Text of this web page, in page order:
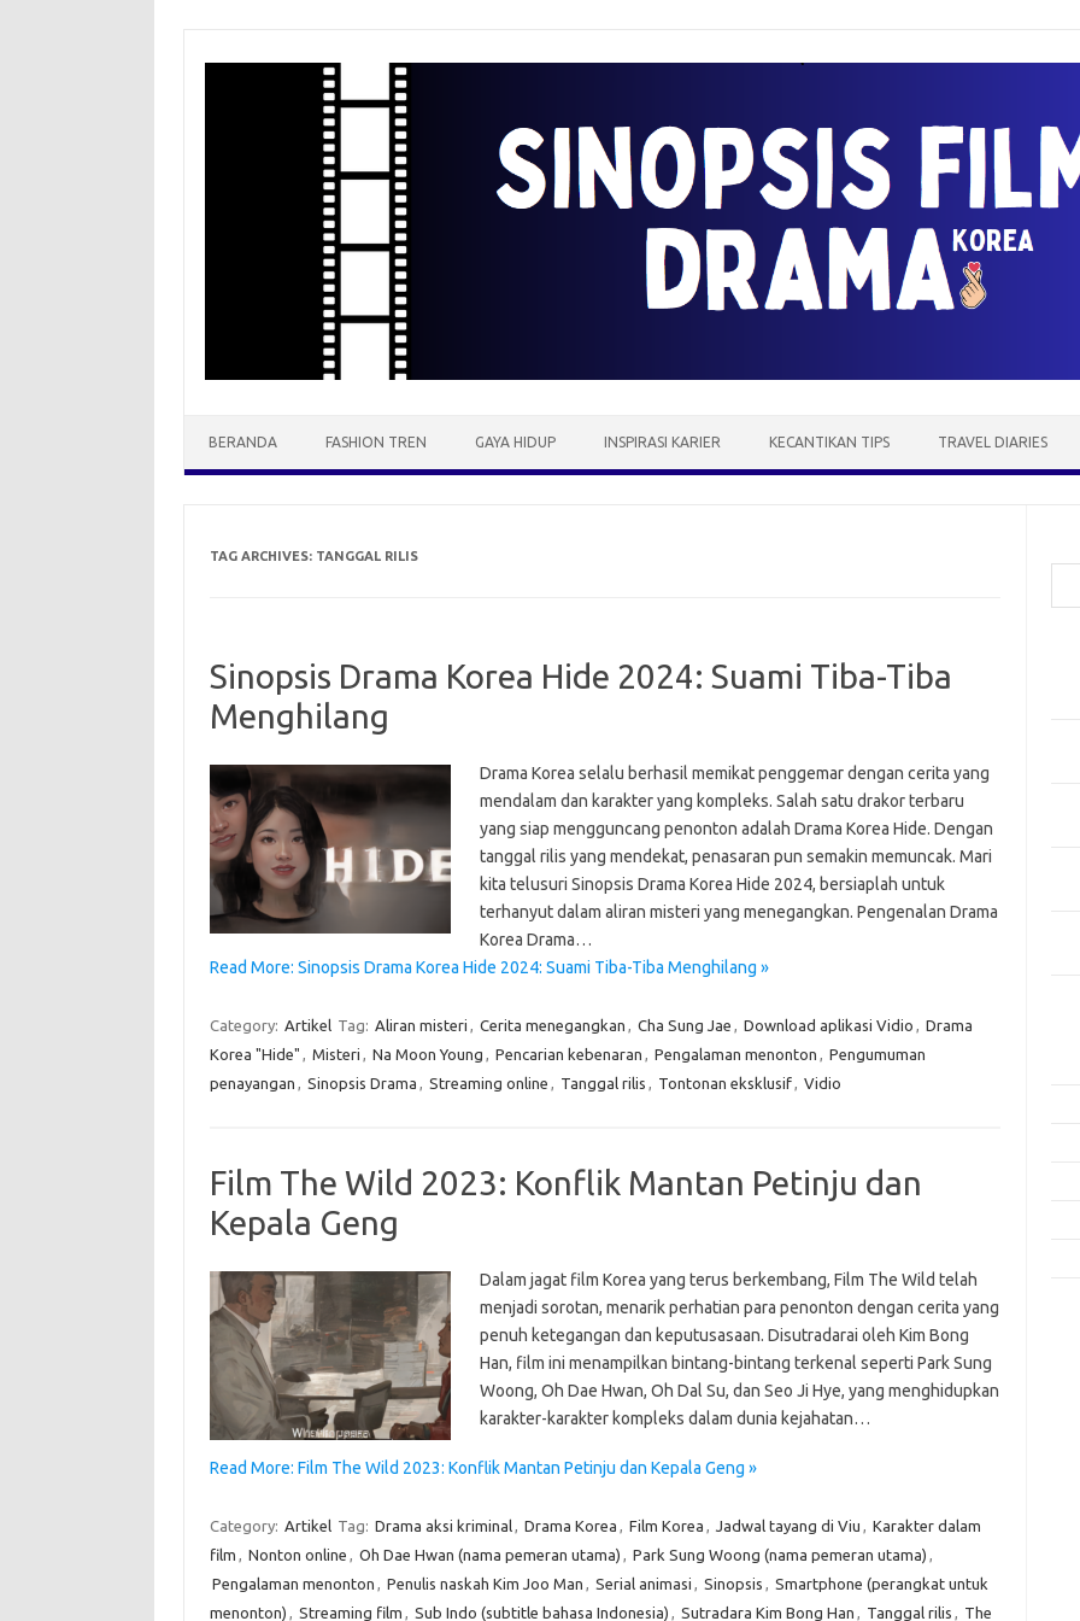
BERANDA FASHION TREN GAYA HIDUP INSPIRASI KARIER KECANTIKAN TIPS TRAVEL DIARIES
TAG ARCHIVES: TANGGAL RILIS
Sinopsis Drama Korea Hide 2024: Suami Tiba-Tiba
Menghilang
Drama Korea selalu berhasil memikat penggemar dengan cerita yang
mendalam dan karakter yang kompleks. Salah satu drakor terbaru
yang siap mengguncang penonton adalah Drama Korea Hide. Dengan
tanggal rilis yang mendekat, penasaran pun semakin memuncak. Mari
kita telusuri Sinopsis Drama Korea Hide 2024, bersiaplah untuk
terhanyut dalam aliran misteri yang menegangkan. Pengenalan Drama
Korea Drama…
Read More: Sinopsis Drama Korea Hide 2024: Suami Tiba-Tiba Menghilang »
Category: Artikel Tag: Aliran misteri , Cerita menegangkan , Cha Sung Jae , Download aplikasi Vidio , Drama
Korea "Hide" , Misteri , Na Moon Young , Pencarian kebenaran , Pengalaman menonton , Pengumuman
penayangan , Sinopsis Drama , Streaming online , Tanggal rilis , Tontonan eksklusif, Vidio
Film The Wild 2023: Konflik Mantan Petinju dan
Kepala Geng
Dalam jagat film Korea yang terus berkembang, Film The Wild telah
menjadi sorotan, menarik perhatian para penonton dengan cerita yang
penuh ketegangan dan keputusasaan. Disutradarai oleh Kim Bong
Han, film ini menampilkan bintang-bintang terkenal seperti Park Sung
Woong, Oh Dae Hwan, Oh Dal Su, dan Seo Ji Hye, yang menghidupkan
karakter-karakter kompleks dalam dunia kejahatan…
Read More: Film The Wild 2023: Konflik Mantan Petinju dan Kepala Geng »
Category: Artikel Tag: Drama aksi kriminal, Drama Korea , Film Korea , Jadwal tayang di Viu , Karakter dalam
film , Nonton online , Oh Dae Hwan (nama pemeran utama) , Park Sung Woong (nama pemeran utama) ,
Pengalaman menonton , Penulis naskah Kim Joo Man , Serial animasi , Sinopsis , Smartphone (perangkat untuk
menonton) , Streaming film , Sub Indo (subtitle bahasa Indonesia) , Sutradara Kim Bong Han , Tanggal rilis , The